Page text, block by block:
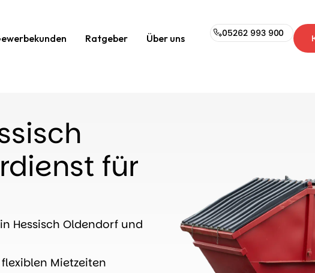
Ratgeber Über uns 05262 993 900
für
Hessisch Oldendorf und
Mietzeiten